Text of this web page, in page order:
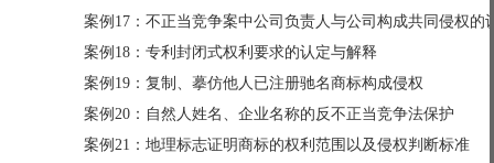
案例17：不正当竞争案中公司负责人与公司构成共同侵权的
案例18：专利封闭式权利要求的认定与解释
案例19：复制、摹仿他人已注册驰名商标构成侵权
案例20：自然人姓名、企业名称的反不正当竞争法保护
案例21：地理标志证明商标的权利范围以及侵权判断标准